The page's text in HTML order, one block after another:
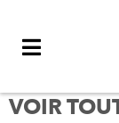
VOIR